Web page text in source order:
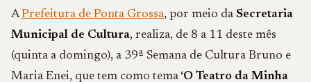
APrefeitura de Ponta Grossa, por meio da Secretaria
Municipal de Cultura, realiza, de 8 a 11 deste mês
(quinta a domingo), a 39ª Semana de Cultura Bruno e
Maria Enei, que tem como tema ‘O Teatro da Minha